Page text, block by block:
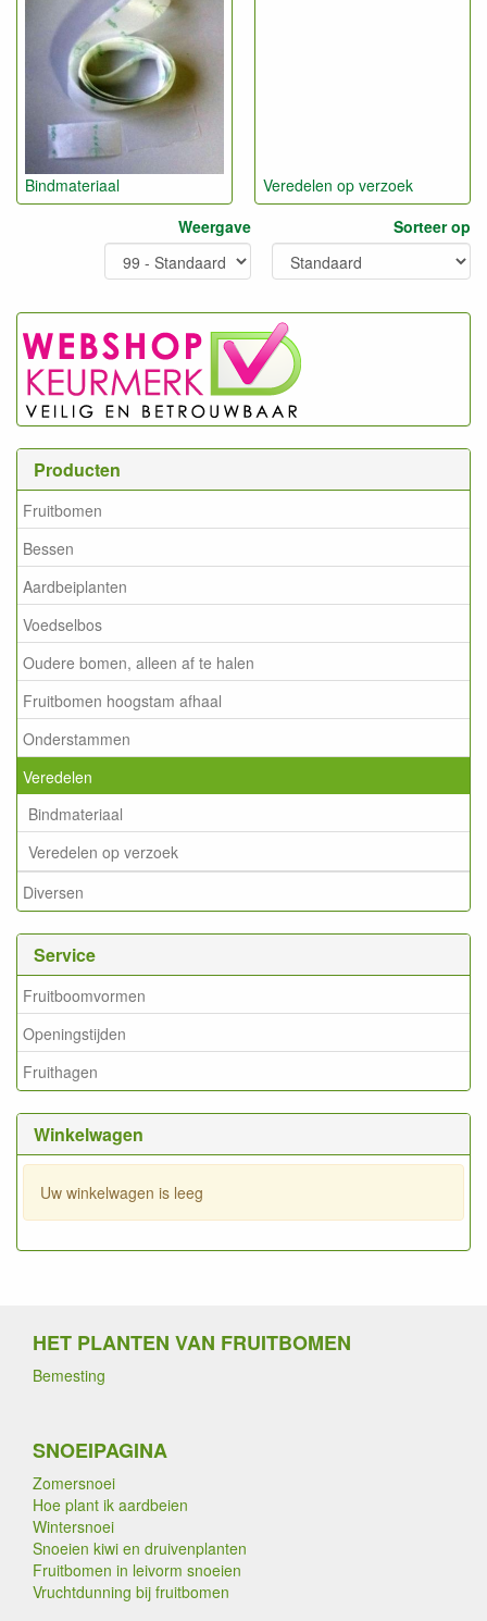
Producten
Fruitbomen
Bessen
Aardbeiplanten
Voedselbos
Oudere bomen, alleen af te halen
Fruitbomen hoogstam afhaal
Onderstammen
Veredelen
Bindmateriaal
Veredelen op verzoek
Diversen
Service
Fruitboomvormen
Openingstijden
Fruithagen
Winkelwagen
Uw winkelwagen is leeg
Bindmateriaal
Veredelen op verzoek
Weergave
Sorteer op
HET PLANTEN VAN FRUITBOMEN
Bemesting
SNOEIPAGINA
Zomersnoei
Hoe plant ik aardbeien
Wintersnoei
Snoeien kiwi en druivenplanten
Fruitbomen in leivorm snoeien
Vruchtdunning bij fruitbomen